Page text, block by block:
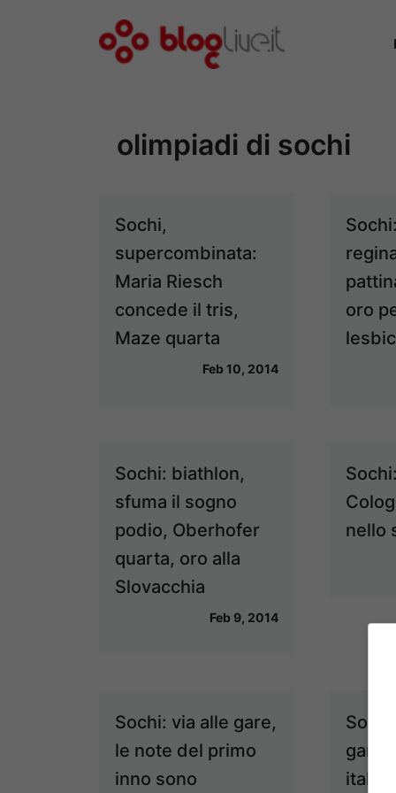
olimpiadi di sochi
Sochi,
supercombinata:
Maria Riesch
concede il tris,
Maze quarta
Feb 10, 2014
oro
Sochi: biathlon,
sfuma il sogno
podio, Oberhofer
quarta, oro alla
Slovacchia
Feb 9, 2014
nello
Sochi: via alle gare,
le note del primo
inno sono